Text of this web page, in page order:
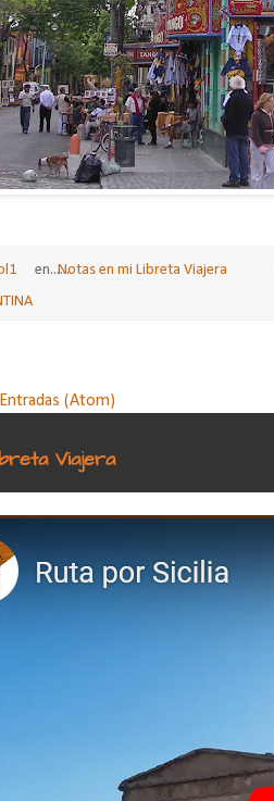
en......Notas en mi Libreta Viajera
Entradas (Atom)
Viajera